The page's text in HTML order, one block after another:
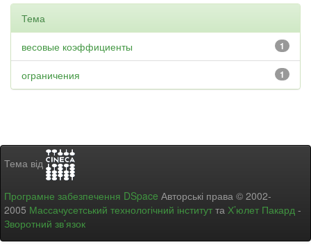
Тема
1
весовые коэффициенты
1
ограничения
Тема від
Програмне забезпечення DSpace Авторські права © 2002-
2005 Массачусетський технологічний інститут та Х’юлет Пакард -
Зворотний зв’язок